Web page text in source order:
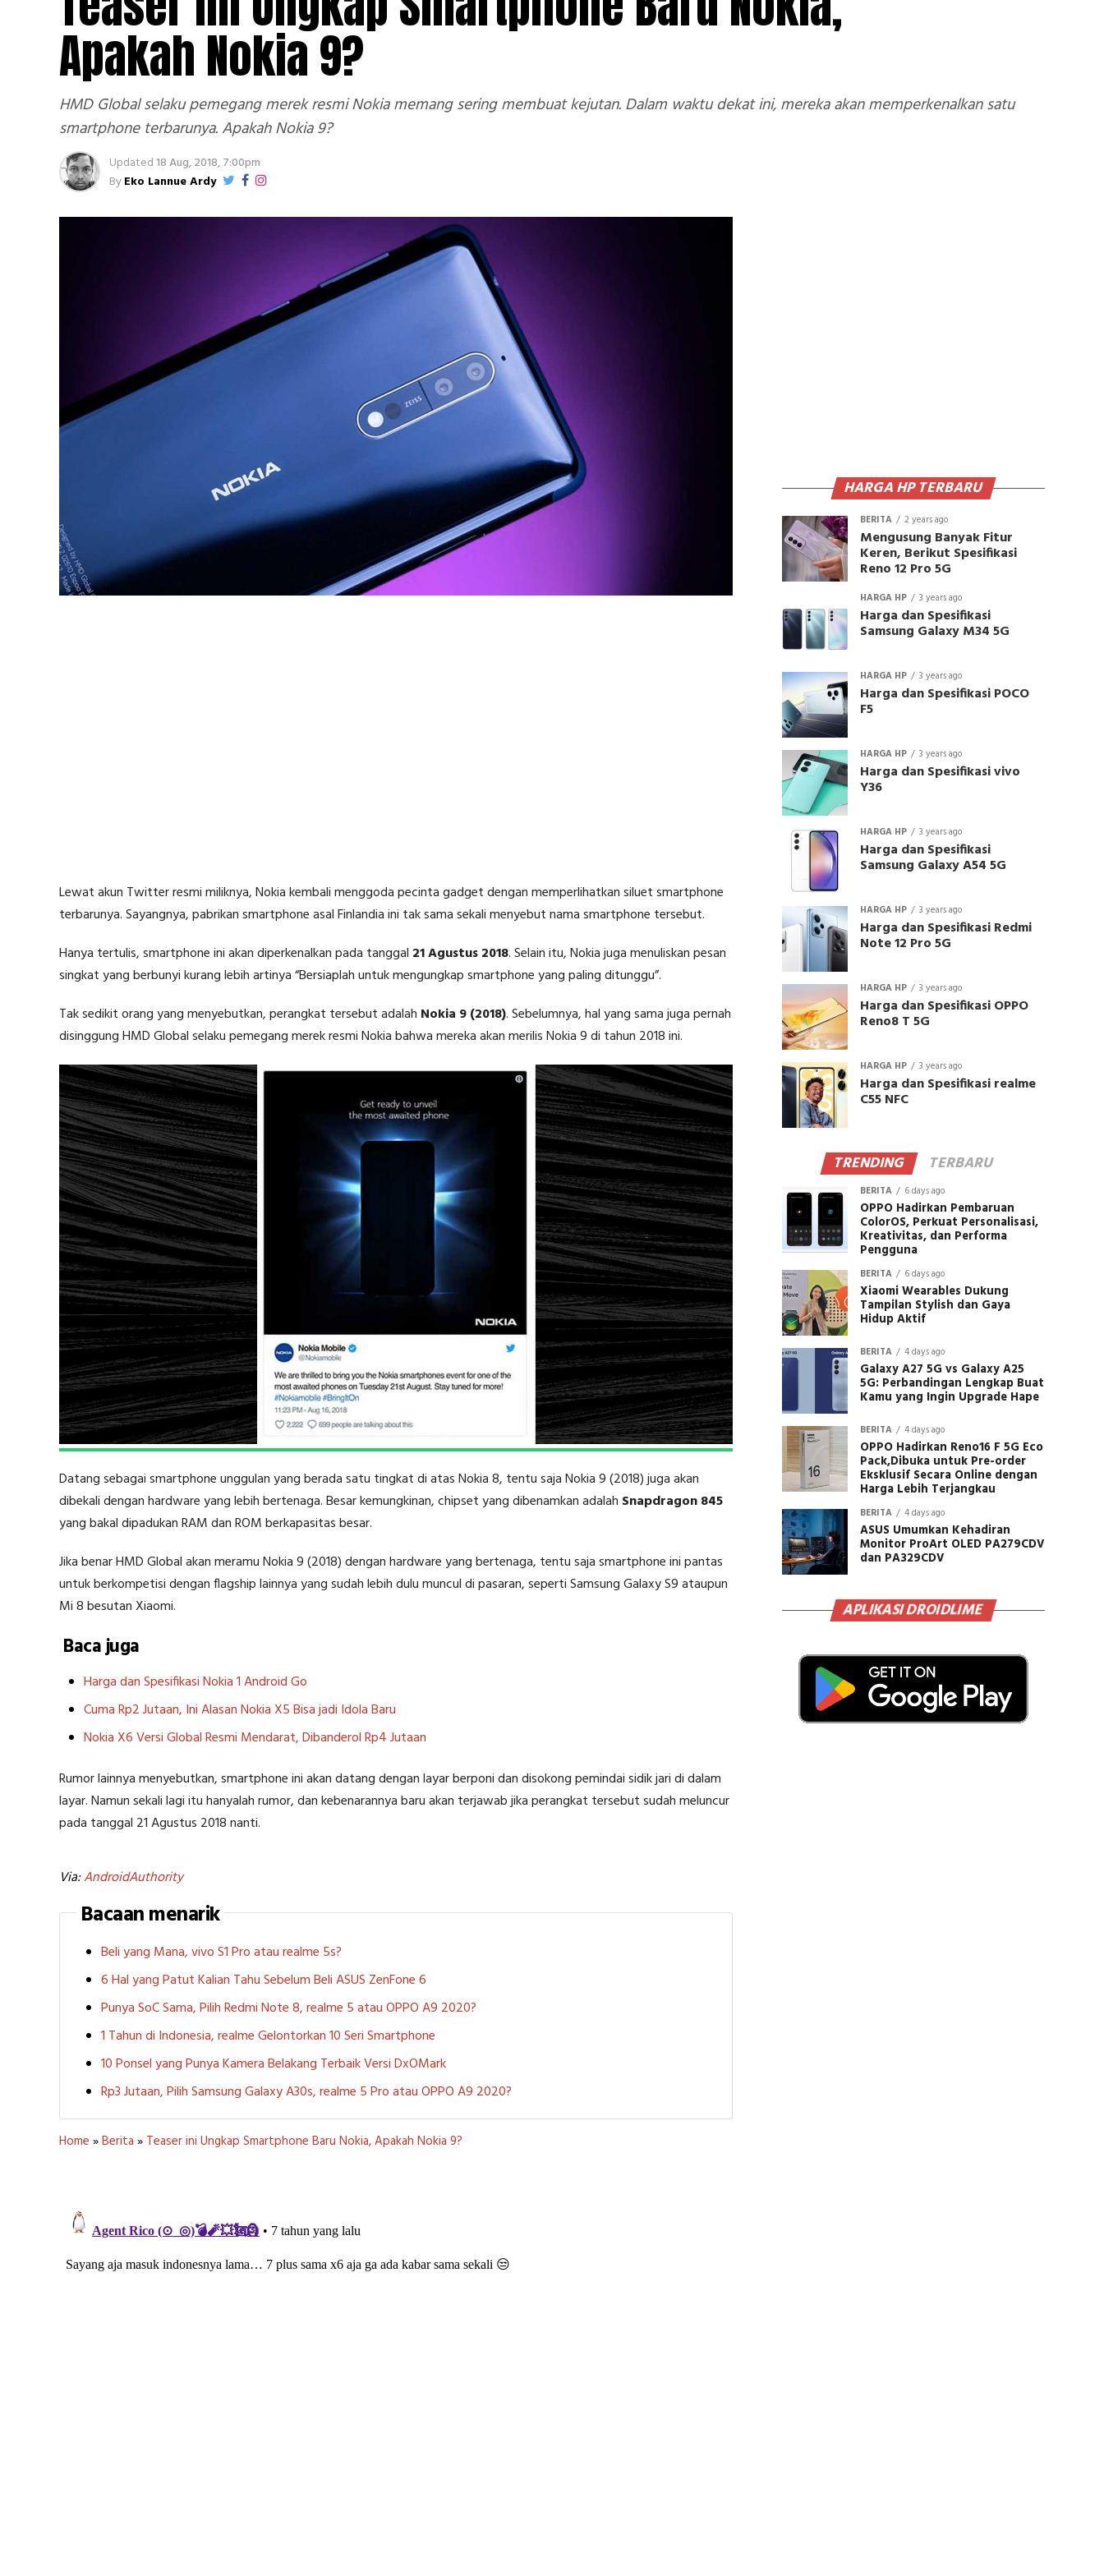
Apakah Nokia 9?
HMD Global selaku pemegang merek resmi Nokia memang sering membuat kejutan. Dalam waktu dekat ini, mereka akan memperkenalkan satu
smartphone terbarunya. Apakah Nokia 9?
Updated 18 Aug, 2018, 7:00pm
ByEko Lannue Ardy
Lewat akun Twitter resmi miliknya, Nokia kembali menggoda pecinta gadget dengan memperlihatkan siluet smartphone
terbarunya. Sayangnya, pabrikan smartphone asal Finlandia ini tak sama sekali menyebut nama smartphone tersebut.
Hanya tertulis, smartphone ini akan diperkenalkan pada tanggal 21 Agustus 2018. Selain itu, Nokia juga menuliskan pesan
singkat yang berbunyi kurang lebih artinya “Bersiaplah untuk mengungkap smartphone yang paling ditunggu”.
Tak sedikit orang yang menyebutkan, perangkat tersebut adalah Nokia 9 (2018). Sebelumnya, hal yang sama juga pernah
disinggung HMD Global selaku pemegang merek resmi Nokia bahwa mereka akan merilis Nokia 9 di tahun 2018 ini.
Datang sebagai smartphone unggulan yang berada satu tingkat di atas Nokia 8, tentu saja Nokia 9 (2018) juga akan
dibekali dengan hardware yang lebih bertenaga. Besar kemungkinan, chipset yang dibenamkan adalah Snapdragon 845
yang bakal dipadukan RAM dan ROM berkapasitas besar.
Jika benar HMD Global akan meramu Nokia 9 (2018) dengan hardware yang bertenaga, tentu saja smartphone ini pantas
untuk berkompetisi dengan flagship lainnya yang sudah lebih dulu muncul di pasaran, seperti Samsung Galaxy S9 ataupun
Mi 8 besutan Xiaomi.
Baca juga
Harga dan Spesifikasi Nokia 1 Android Go
Cuma Rp2 Jutaan, Ini Alasan Nokia X5 Bisa jadi Idola Baru
Nokia X6 Versi Global Resmi Mendarat, Dibanderol Rp4 Jutaan
Rumor lainnya menyebutkan, smartphone ini akan datang dengan layar berponi dan disokong pemindai sidik jari di dalam
layar. Namun sekali lagi itu hanyalah rumor, dan kebenarannya baru akan terjawab jika perangkat tersebut sudah meluncur
pada tanggal 21 Agustus 2018 nanti.
Via:AndroidAuthority
Bacaan menarik
Beli yang Mana, vivo S1 Pro atau realme 5s?
6 Hal yang Patut Kalian Tahu Sebelum Beli ASUS ZenFone 6
Punya SoC Sama, Pilih Redmi Note 8, realme 5 atau OPPO A9 2020?
1 Tahun di Indonesia, realme Gelontorkan 10 Seri Smartphone
10 Ponsel yang Punya Kamera Belakang Terbaik Versi DxOMark
Rp3 Jutaan, Pilih Samsung Galaxy A30s, realme 5 Pro atau OPPO A9 2020?
Home »Berita » Teaser ini Ungkap Smartphone Baru Nokia, Apakah Nokia 9?
HARGA HP TERBARU
BERITA 2 years ago
Mengusung Banyak Fitur
Keren, Berikut Spesifikasi
Reno 12 Pro 5G
HARGA HP 3 years ago
Harga dan Spesifikasi
Samsung Galaxy M34 5G
HARGA HP 3 years ago
Harga dan Spesifikasi POCO
F5
HARGA HP 3 years ago
Harga dan Spesifikasi vivo
Y36
HARGA HP 3 years ago
Harga dan Spesifikasi
Samsung Galaxy A54 5G
HARGA HP 3 years ago
Harga dan Spesifikasi Redmi
Note 12 Pro 5G
HARGA HP 3 years ago
Harga dan Spesifikasi OPPO
Reno8 T 5G
HARGA HP 3 years ago
Harga dan Spesifikasi realme
C55 NFC
TRENDING TERBARU
BERITA 6 days ago
OPPO Hadirkan Pembaruan
ColorOS, Perkuat Personalisasi,
Kreativitas, dan Performa
Pengguna
BERITA 6 days ago
Xiaomi Wearables Dukung
Tampilan Stylish dan Gaya
Hidup Aktif
BERITA 4 days ago
Galaxy A27 5G vs Galaxy A25
5G: Perbandingan Lengkap Buat
Kamu yang Ingin Upgrade Hape
BERITA 4 days ago
OPPO Hadirkan Reno16 F 5G Eco
Pack,Dibuka untuk Pre-order
Eksklusif Secara Online dengan
Harga Lebih Terjangkau
BERITA 4 days ago
ASUS Umumkan Kehadiran
Monitor ProArt OLED PA279CDV
dan PA329CDV
APLIKASI DROIDLIME